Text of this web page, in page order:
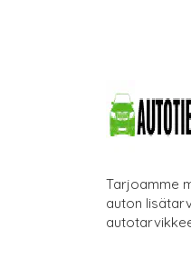
Tarjoamme
auton